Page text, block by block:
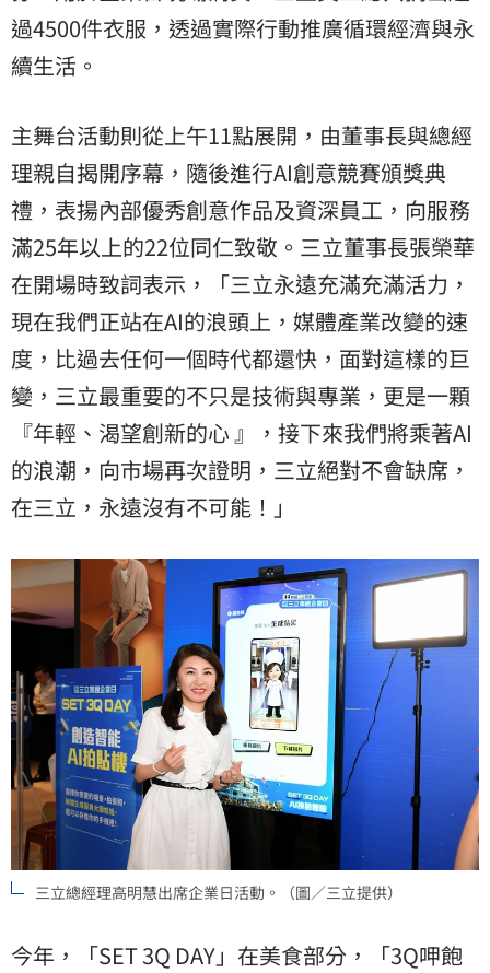
過4500件衣服，透過實際行動推廣循環經濟與永
續生活。
主舞台活動則從上午11點展開，由董事長與總經
理親自揭開序幕，隨後進行AI創意競賽頒獎典
禮，表揚內部優秀創意作品及資深員工，向服務
滿25年以上的22位同仁致敬。三立董事長張榮華
在開場時致詞表示，「三立永遠充滿充滿活力，
現在我們正站在AI的浪頭上，媒體產業改變的速
度，比過去任何一個時代都還快，面對這樣的巨
變，三立最重要的不只是技術與專業，更是一顆
『年輕、渴望創新的心 』，接下來我們將乘著AI
的浪潮，向市場再次證明，三立絕對不會缺席，
在三立，永遠沒有不可能！」
三立總經理高明慧出席企業日活動。（圖／三立提供）
今年，「SET 3Q DAY」在美食部分，「3Q呷飽